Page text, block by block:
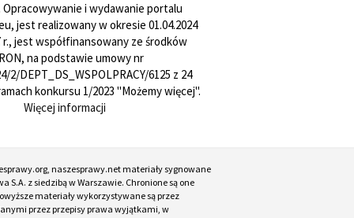
i wydawanie portalu
jest realizowany w okresie 01.04.2024
r., jest współfinansowany ze środków
na podstawie umowy nr
2/DEPT_DS_WSPOLPRACY/6125 z 24
konkursu 1/2023 "Możemy więcej".
Więcej informacji
naszesprawy.net materiały sygnowane
S.A. z siedzibą w Warszawie. Chronione są one
materiały wykorzystywane są przez
przez przepisy prawa wyjątkami, w